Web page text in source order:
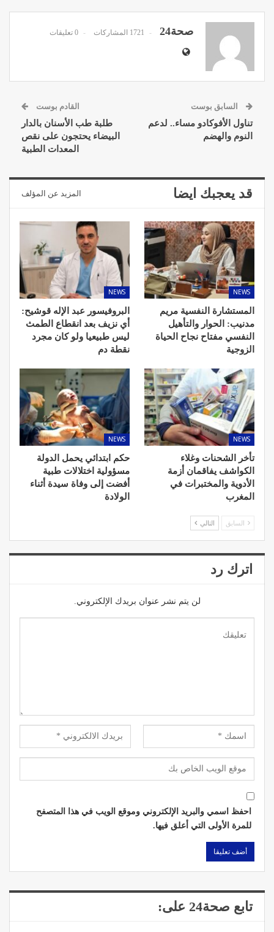
صحة24 1721 المشاركات 0 تعليقات
السابق بوست
تناول الأفوكادو مساء.. لدعم
النوم والهضم
القادم بوست
طلبة طب الأسنان بالدار
البيضاء يحتجون على نقص
المعدات الطبية
قد يعجبك ايضا المزيد عن المؤلف
NEWS
المستشارة النفسية مريم
مدنيب: الحوار والتأهيل
النفسي مفتاح نجاح الحياة
الزوجية
NEWS
البروفيسور عبد الإله قوشيح:
أي نزيف بعد انقطاع الطمث
ليس طبيعيا ولو كان مجرد
نقطة دم
NEWS
تأخر الشحنات وغلاء
الكواشف يفاقمان أزمة
الأدوية والمختبرات في
المغرب
NEWS
حكم ابتدائي يحمل الدولة
مسؤولية اختلالات طبية
أفضت إلى وفاة سيدة أثناء
الولادة
السابق التالي
اترك رد
لن يتم نشر عنوان بريدك الإلكتروني.
احفظ اسمي والبريد الإلكتروني وموقع الويب في هذا المتصفح
للمرة الأولى التي أعلق فيها.
تابع صحة24 على: